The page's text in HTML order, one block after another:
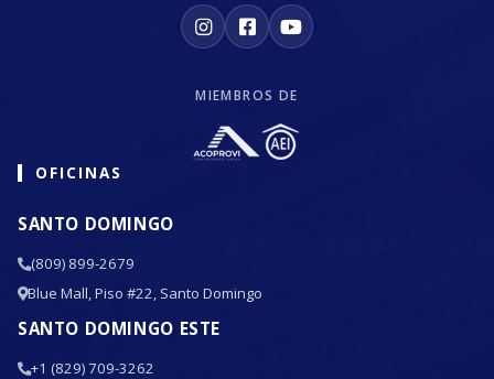
MIEMBROS DE
OFICINAS
SANTO DOMINGO
(809) 899-2679
Blue Mall, Piso #22, Santo Domingo
SANTO DOMINGO ESTE
+1 (829) 709-3262